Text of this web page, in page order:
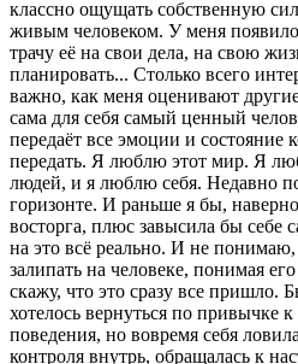
классно ощущать собственную
живым человеком. У меня
трачу её на свои дела, на свою
планировать... Столько всего
важно, как меня оценивают
сама для себя самый ценный
передаёт все эмоции и состояние
передать. Я люблю этот мир. Я
людей, и я люблю себя. Недавно
горизонте. И раньше я бы,
восторга, плюс завысила бы себе
на это всё реально. И не понимаю,
залипать на человеке, понимая
скажу, что это сразу все пришло.
хотелось вернуться по привычке
поведения, но вовремя себя
контроля внутрь, обращалась к